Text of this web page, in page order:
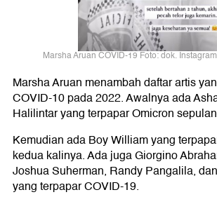
Marsha Aruan COVID-19 Foto: dok.
Marsha Aruan menambah daftar artis
COVID-10 pada 2022. Awalnya ada
Halilintar yang terpapar Omicron
Kemudian ada Boy William yang
kedua kalinya. Ada juga Giorgino
Joshua Suherman, Randy Pangalila,
yang terpapar COVID-19.